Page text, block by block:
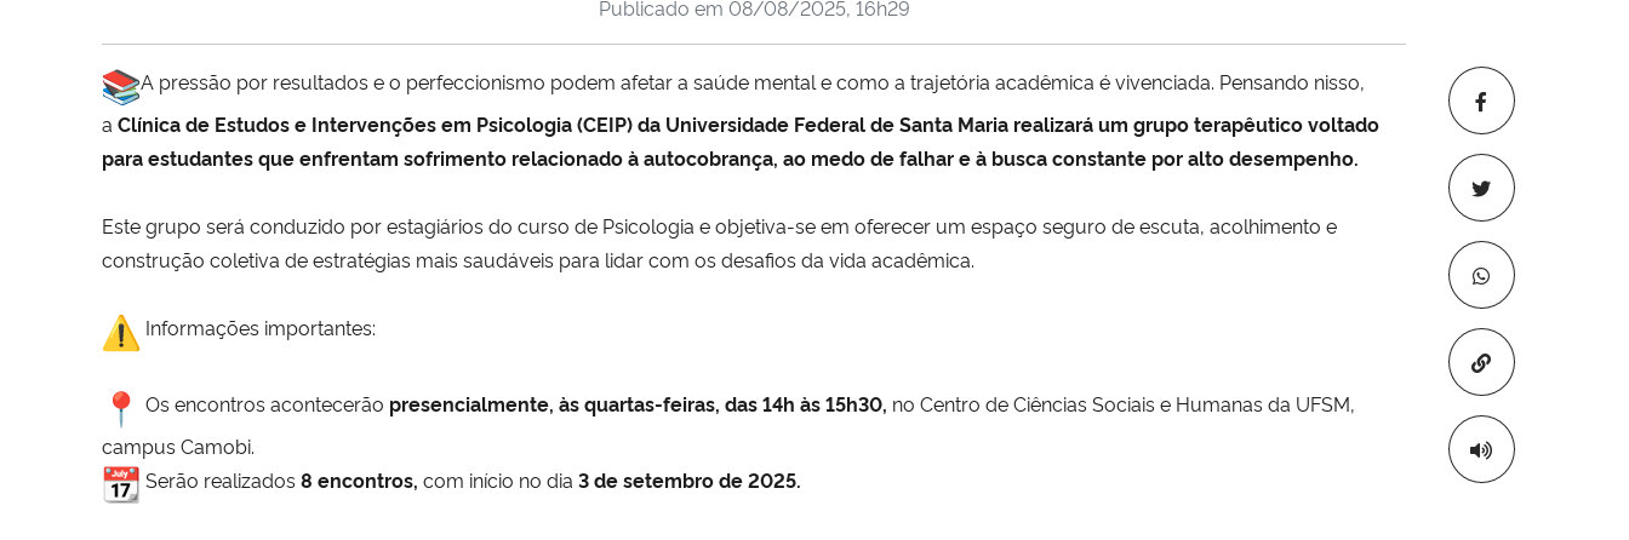
Copiar para
Publicado em 08/08/2025, 16h29
A pressão por resultados e o perfeccionismo podem afetar a saúde mental e como a trajetória acadêmica é vivenciada. Pensando nisso,
a Clínica de Estudos e Intervenções em Psicologia (CEIP) da Universidade Federal de Santa Maria realizará um grupo terapêutico voltado
para estudantes que enfrentam sofrimento relacionado à autocobrança, ao medo de falhar e à busca constante por alto desempenho.
Este grupo será conduzido por estagiários do curso de Psicologia e objetiva-se em oferecer um espaço seguro de escuta, acolhimento e
construção coletiva de estratégias mais saudáveis para lidar com os desafios da vida acadêmica.
Informações importantes:
Os encontros acontecerão presencialmente, às quartas-feiras, das 14h às 15h30, no Centro de Ciências Sociais e Humanas da UFSM,
campus Camobi.
Serão realizados 8 encontros, com início no dia 3 de setembro de 2025.